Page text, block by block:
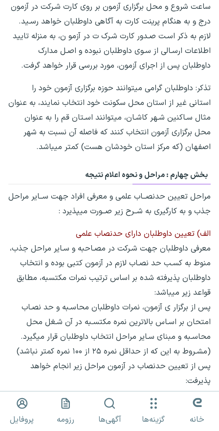
ساعت شروع و محل برگزاری آزمون بر روی کارت شـرکت در آزمون
درج و به هنگام پرینت کارت به آگاهی داوطلبان خواهد رسـید.
لازم به ذکر اسـت صـدور کارت شـرک ت در آزمو ن، به منزله تایید
اطلاعات ارسـالی از سـوی داوطلبان نبوده و اصـل مدارک
داوطلبان پس از اجرای آزمون، مورد بررسی قرار خواهد گرفت.
تذکر: داوطلبان گرامی میتوانند حوزه برگزاری آزمون خود را
استانی غیر از استان محل سکونت خود انتخاب نمایند، به عنوان
مثال سـاکنین شـهر کاشـان، میتوانند اسـتان قم را به عنوان
محل برگزاری آزمون انتخاب کنند که فاصله آن نسبت به شهر
اصفهان (که مرکز استان خودشان هست) کمتر میباشد.
بخش چهارم : مراحل و نحوه اعلام نتیجه
مراحل تعیین حدنصــاب علمی و معرفی افراد جهت ســایر مراحل
جذب و به کارگیری به شــرح زیر صــورت میپذیرد :
الف) تعیین داوطلبان دارای حدنصاب علمی
معرفی داوطلبان جهت شـرکت در مصـاحبه و سـایر مراحل جذب،
منوط به کسـب حد نصـاب لازم در آزمون کتبی بوده و انتخاب
داوطلبان پذیرفته شده بر اساس ترتیب نمرات مکتسبه، مطابق
قواعد زیر میباشد:
پس از برگزار ی آزمون، نمرات داوطلبان محاسـبه و حد نصـاب
امتحان بر اسـاس بالاترین نمره مکتسـبه در آن شـغل محل
محاسـبه و مبنای سـایر مراحل انتخاب داوطلبان قرار میگیرد.
(مشـروط به این که از حداقل نمره ۲۵ از ۱۰۰ نمره کمتر نباشد)
پس از تعیین حدنصاب در آزمون مراحل زیر انجام خواهد
پذیرفت:
۱ (داوطلبان فاقد حـــد نصاب، از ادامه سایـــر مـــراحل جذب،
حذف و صرفًا کارنامه آزمون کتبی از طریق پروفایل شخصی
جهت اطلاع برای آنها قابل مشاهده خواهد بود.
خانه گزینه‌ها آگهی‌ها رزومه پروفایل